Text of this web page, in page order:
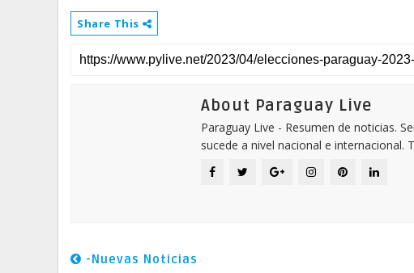
Share This
About Paraguay Live
Paraguay Live - Resumen de noticias.
sucede a nivel nacional e internacional.
-Nuevas Noticias